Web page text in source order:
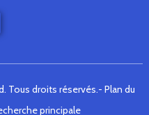
Tous droits réservés.- Plan du
principale